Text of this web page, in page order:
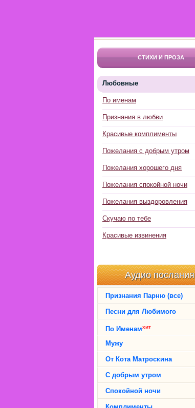
СТИХИ И ПРОЗА
Любовные
По именам
Признания в любви
Красивые комплименты
Пожелания с добрым утром
Пожелания хорошего дня
Пожелания спокойной ночи
Пожелания выздоровления
Скучаю по тебе
Красивые извинения
Аудио послания
Признания Парню (все)
Песни для Любимого
По Именамхит
Мужу
От Кота Матроскина
С добрым утром
Спокойной ночи